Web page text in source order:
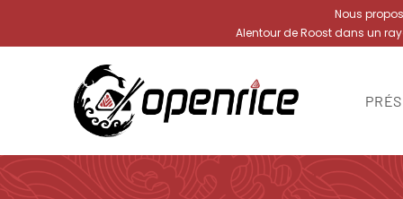
Nous
Alentour de Roost dans un